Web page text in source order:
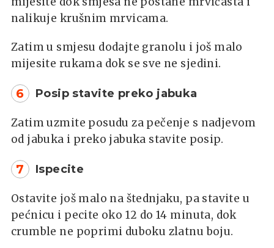
nalikuje krušnim mrvicama.
Zatim u smjesu dodajte granolu i još malo
mijesite rukama dok se sve ne sjedini.
6 Posip stavite preko jabuka
Zatim uzmite posudu za pečenje s nadjevom
od jabuka i preko jabuka stavite posip.
7 Ispecite
Ostavite još malo na štednjaku, pa stavite u
pećnicu i pecite oko 12 do 14 minuta, dok
crumble ne poprimi duboku zlatnu boju.